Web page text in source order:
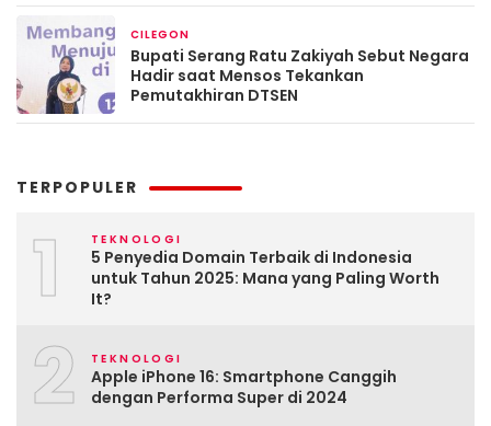
CILEGON
Bupati Serang Ratu Zakiyah Sebut Negara
Hadir saat Mensos Tekankan
Pemutakhiran DTSEN
TERPOPULER
1 TEKNOLOGI
5 Penyedia Domain Terbaik di Indonesia
untuk Tahun 2025: Mana yang Paling Worth
It?
2 TEKNOLOGI
Apple iPhone 16: Smartphone Canggih
dengan Performa Super di 2024